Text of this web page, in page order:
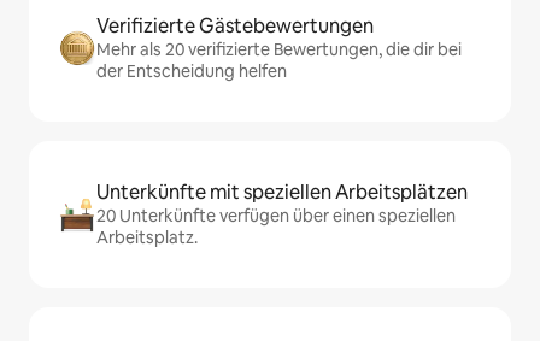
Verifizierte Gästebewertungen
Mehr als 20 verifizierte Bewertungen, die dir bei
der Entscheidung helfen
Unterkünfte mit speziellen Arbeitsplätzen
20 Unterkünfte verfügen über einen speziellen
Arbeitsplatz.